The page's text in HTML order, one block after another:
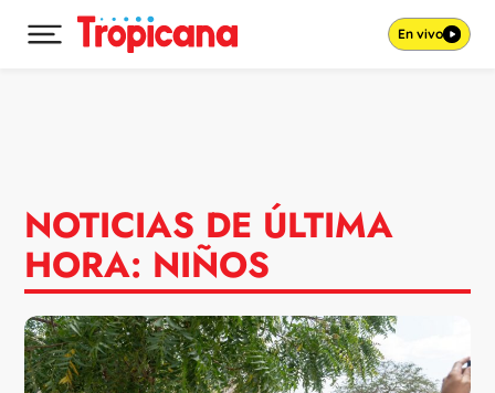
Desplegar menú principal En vivo
NOTICIAS DE ÚLTIMA
HORA: NIÑOS